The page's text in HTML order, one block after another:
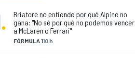
.
FÓRMULA 110 h
Briatore no entiende por qué Alpine no
gana: "No sé por qué no podemos vencer
a McLaren o Ferrari"